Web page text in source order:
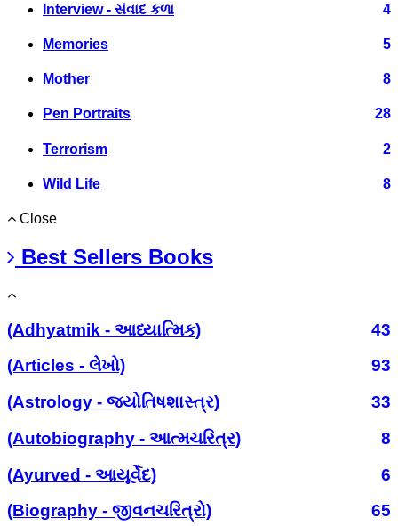
Interview - સંવાદ કળા 4
Memories 5
Mother 8
Pen Portraits 28
Terrorism 2
Wild Life 8
Close
Best Sellers Books
(Adhyatmik - આધ્યાત્મિક)
43
(Articles - લેખો)
93
(Astrology - જ્યોતિષશાસ્ત્ર)
33
(Autobiography - આત્મચરિત્ર)
8
(Ayurved - આયૂર્વેદ)
6
(Biography - જીવનચરિત્રો)
65